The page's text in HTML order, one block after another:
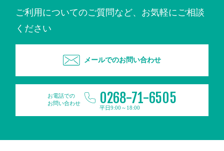
ご利用についてのご質問など、お気軽にご相談
ください
メールでのお問い合わせ
お電話での
お問い合わせ
0268-71-6505
平日9:00～18:00